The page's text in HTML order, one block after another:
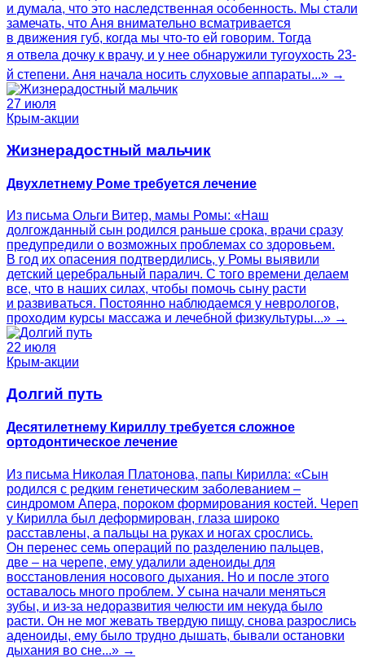
и думала, что это наследственная особенность. Мы стали
замечать, что Аня внимательно всматривается
в движения губ, когда мы что-то ей говорим. Тогда
я отвела дочку к врачу, и у нее обнаружили тугоухость 23-
й степени. Аня начала носить слуховые аппараты...» →
27 июля
Крым-акции
Жизнерадостный мальчик
Двухлетнему Роме требуется лечение
Из письма Ольги Витер, мамы Ромы: «Наш
долгожданный сын родился раньше срока, врачи сразу
предупредили о возможных проблемах со здоровьем.
В год их опасения подтвердились, у Ромы выявили
детский церебральный паралич. С того времени делаем
все, что в наших силах, чтобы помочь сыну расти
и развиваться. Постоянно наблюдаемся у неврологов,
проходим курсы массажа и лечебной физкультуры...» →
22 июля
Крым-акции
Долгий путь
Десятилетнему Кириллу требуется сложное
ортодонтическое лечение
Из письма Николая Платонова, папы Кирилла: «Сын
родился с редким генетическим заболеванием –
синдромом Апера, пороком формирования костей. Череп
у Кирилла был деформирован, глаза широко
расставлены, а пальцы на руках и ногах срослись.
Он перенес семь операций по разделению пальцев,
две – на черепе, ему удалили аденоиды для
восстановления носового дыхания. Но и после этого
оставалось много проблем. У сына начали меняться
зубы, и из-за недоразвития челюсти им некуда было
расти. Он не мог жевать твердую пищу, снова разрослись
аденоиды, ему было трудно дышать, бывали остановки
дыхания во сне...» →